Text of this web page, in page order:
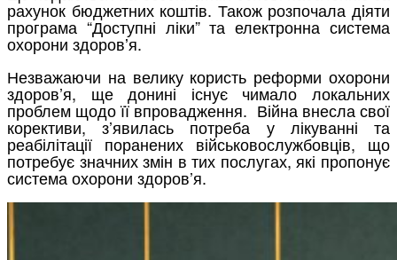
рахунок бюджетних коштів. Також розпочала діяти
програма “Доступні ліки” та електронна система
охорони здоровʼя.
Незважаючи на велику користь реформи охорони
здоров’я, ще донині існує чимало локальних
проблем щодо її впровадження. Війна внесла свої
корективи, з’явилась потреба у лікуванні та
реабілітації поранених військовослужбовців, що
потребує значних змін в тих послугах, які пропонує
система охорони здоров’я.